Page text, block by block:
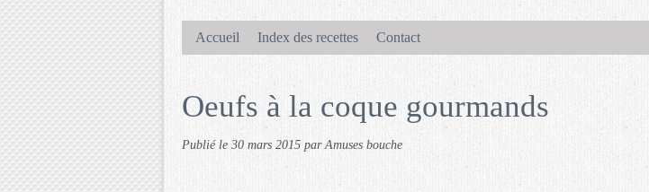
Accueil Index des recettes Contact
Oeufs à la coque gourmands
Publié le 30 mars 2015 par Amuses bouche